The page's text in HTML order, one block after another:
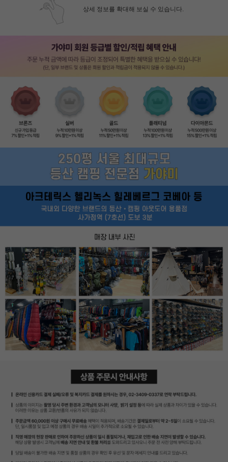
상세 정보를 확대해 보실 수 있습니다.